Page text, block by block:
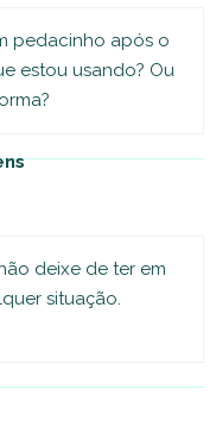
pedacinho após o
estou usando? Ou
deixe de ter em
situação.